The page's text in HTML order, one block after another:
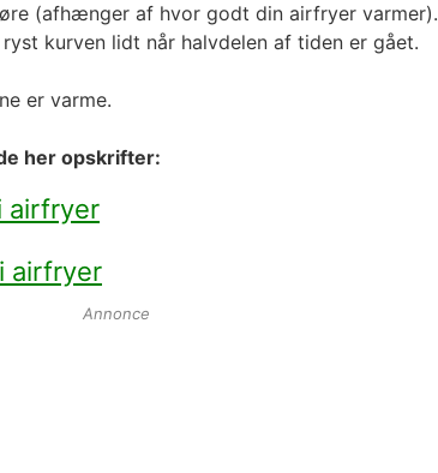
(afhænger af hvor godt din airfryer varmer).
kurven lidt når halvdelen af tiden er gået.
er varme.
her opskrifter:
airfryer
airfryer
Annonce